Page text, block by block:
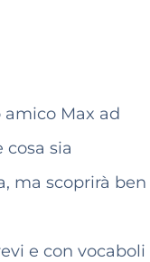
Max ad
sia
ma scoprirà ben
e con vocaboli